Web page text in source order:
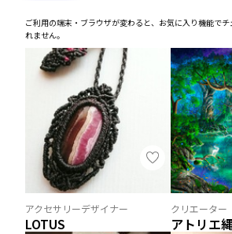
ご利用の端末・ブラウザが変わると、お気に入り機能で
れません。
アクセサリーデザイナー
LOTUS
クリエーター
アトリエ